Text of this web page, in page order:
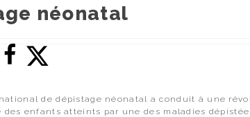
néonatal
de dépistage néonatal a conduit à une
des enfants atteints par une des maladies